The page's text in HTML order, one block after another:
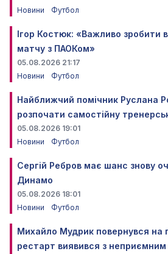
Новини
Футбол
Ігор Костюк: «Важливо зробити
матчу з ПАОКом»
05.08.2026 21:17
Новини
Футбол
Найближчий помічник Руслана
розпочати самостійну
05.08.2026 19:01
Новини
Футбол
Сергій Ребров має шанс знову
Динамо
05.08.2026 18:01
Новини
Футбол
Михайло Мудрик повернувся на
рестарт виявився з